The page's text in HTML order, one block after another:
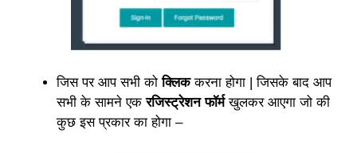
जिस पर आप सभी कोक्लिककरना होगा | जिसके बाद आप
सभी के सामने एकरजिस्ट्रेशन फॉर्मखुलकर आएगा जो की
कुछ इस प्रकार का होगा –